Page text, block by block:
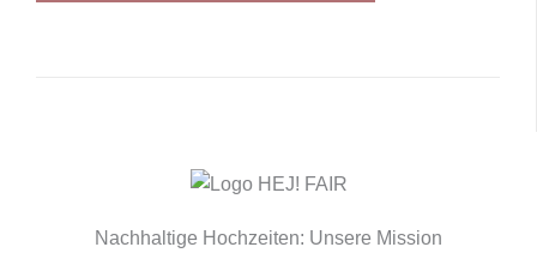
Nachhaltige Hochzeiten: Unsere Mission